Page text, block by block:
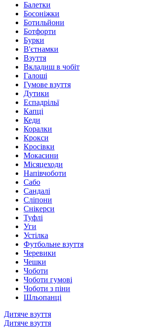
Балетки
Босоніжки
Ботильйони
Ботфорти
Бурки
В'єтнамки
Взуття
Вкладиш в чобіт
Галоші
Гумове взуття
Дутики
Еспадрільї
Капці
Кеди
Коралки
Крокси
Кросівки
Мокасини
Місяцеходи
Напівчоботи
Сабо
Сандалі
Сліпони
Снікерси
Туфлі
Уги
Устілка
Футбольне взуття
Черевики
Чешки
Чоботи
Чоботи гумові
Чоботи з піни
Шльопанці
Дитяче взуття
Дитяче взуття